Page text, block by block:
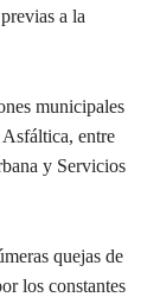
a la
municipales
Asfáltica, entre
y Servicios
quejas de
los constantes